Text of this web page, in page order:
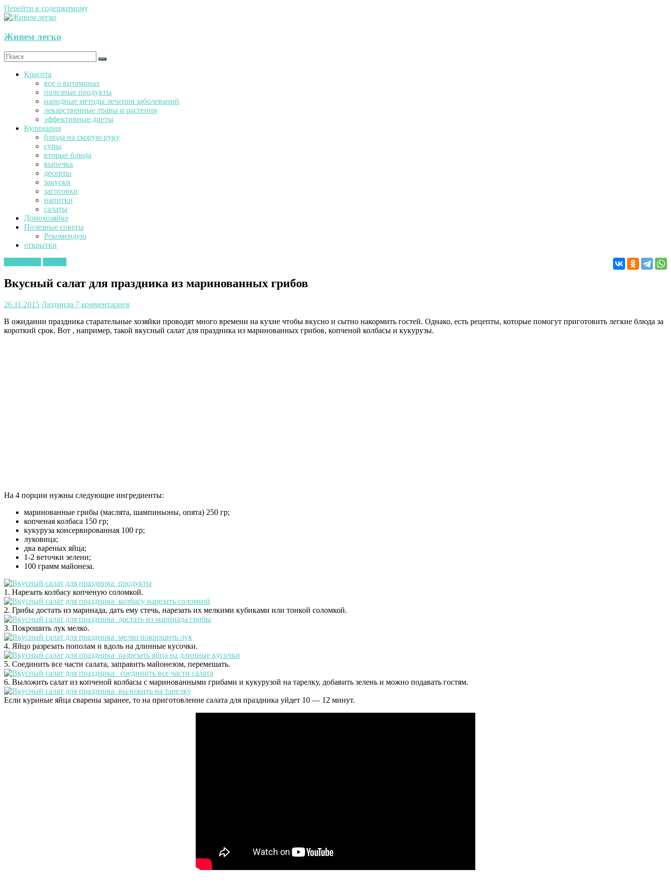
Перейти к содержимому
Живем легко
Красота
все о витаминах
полезные продукты
народные методы лечения заболеваний
лекарственные травы и растения
эффективные диеты
Кулинария
блюда на скорую руку
супы
вторые блюда
выпечка
десерты
закуски
заготовки
напитки
салаты
Домохозяйке
Полезные советы
Рекомендую
открытки
Вкусный салат для праздника из маринованных грибов
26.11.2015 Людмила 7 комментариев
В ожидании праздника старательные хозяйки проводят много времени на кухне чтобы вкусно и сытно накормить гостей. Однако, есть рецепты, которые помогут приготовить легкие блюда за
короткий срок. Вот , например, такой вкусный салат для праздника из маринованных грибов, копченой колбасы и кукурузы.
На 4 порции нужны следующие ингредиенты:
маринованные грибы (маслята, шампиньоны, опята) 250 гр;
копченая колбаса 150 гр;
кукуруза консервированная 100 гр;
луковица;
два вареных яйца;
1-2 веточки зелени;
100 грамм майонеза.
1. Нарезать колбасу копченую соломкой.
2. Грибы достать из маринада, дать ему стечь, нарезать их мелкими кубиками или тонкой соломкой.
3. Покрошить лук мелко.
4. Яйцо разрезать пополам и вдоль на длинные кусочки.
5. Соединить все части салата, заправить майонезом, перемешать.
6. Выложить салат из копченой колбасы с маринованными грибами и кукурузой на тарелку, добавить зелень и можно подавать гостям.
Если куриные яйца сварены заранее, то на приготовление салата для праздника уйдет 10 — 12 минут.